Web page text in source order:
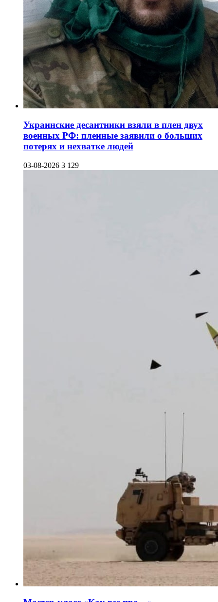
Украинские десантники взяли в плен двух
военных РФ: пленные заявили о больших
потерях и нехватке людей
03-08-2026 3 129